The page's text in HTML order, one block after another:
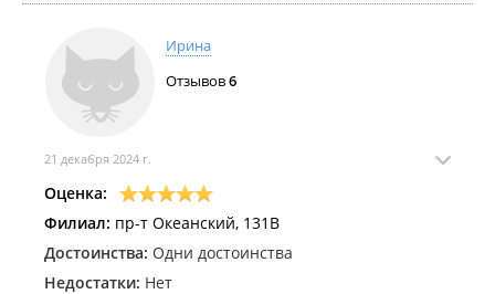
сложности решались в моменте. Результатом очень
довольны.
Ирина
Отзывов6
21 декабря 2024 г.
Оценка:
Филиал: пр-т Океанский, 131В
Достоинства: Одни достоинства
Недостатки: Нет